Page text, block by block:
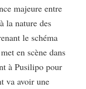
majeure entre
la nature des
le schéma
en scène dans
à Pusilipo pour
va avoir une